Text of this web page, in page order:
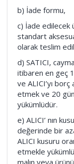
b) İade formu,
c) İade edilecek
standart
olarak teslim
d) SATICI,
itibaren en geç
ve ALICI’yı
etmek ve 20
yükümlüdür.
e) ALICI’ nın
değerinde bir
ALICI kusuru
etmekle
malın veya